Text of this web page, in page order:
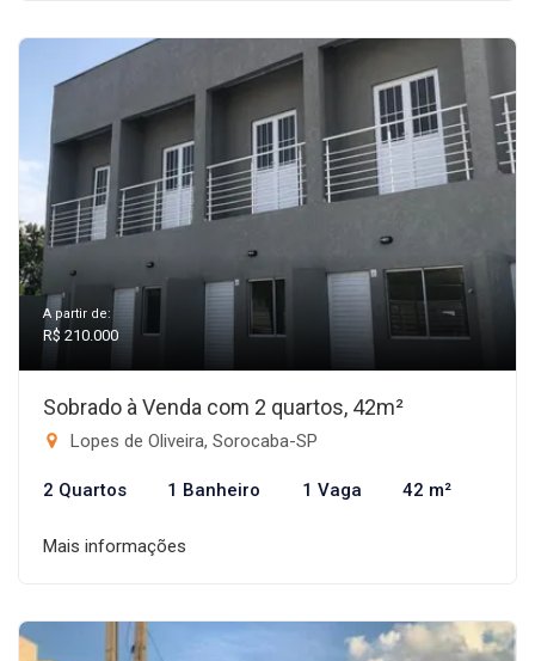
A partir de:
R$ 210.000
Sobrado à Venda com 2 quartos, 42m²
Lopes de Oliveira, Sorocaba-SP
2 Quartos 1 Banheiro 1 Vaga 42 m²
Mais informações